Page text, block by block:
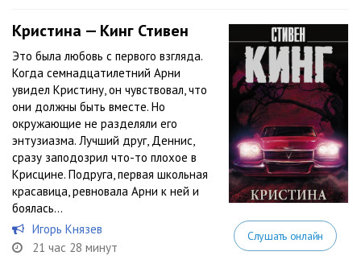
Кристина — Кинг Стивен
Это была любовь с первого взгляда.
Когда семнадцатилетний Арни
увидел Кристину, он чувствовал, что
они должны быть вместе. Но
окружающие не разделяли его
энтузиазма. Лучший друг, Деннис,
сразу заподозрил что-то плохое в
Крисцине. Подруга, первая школьная
красавица, ревновала Арни к ней и
боялась...
Игорь Князев
21 час 28 минут
Слушать онлайн